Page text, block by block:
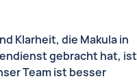
Klarheit, die Makula in
gebracht hat, ist
Team ist besser